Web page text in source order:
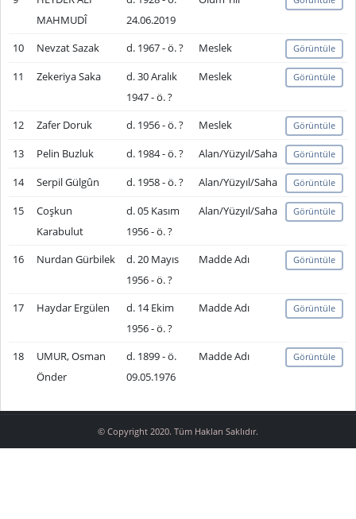
MAHMUDÎ
24.06.2019
10 Nevzat Sazak d. 1967 - ö. ? Meslek Görüntüle
11 Zekeriya Saka
d. 30 Aralık
1947 - ö. ?
Meslek Görüntüle
12 Zafer Doruk d. 1956 - ö. ? Meslek Görüntüle
13 Pelin Buzluk d. 1984 - ö. ? Alan/Yüzyıl/Saha Görüntüle
14 Serpil Gülgûn d. 1958 - ö. ? Alan/Yüzyıl/Saha Görüntüle
15
Coşkun
Karabulut
d. 05 Kasım
1956 - ö. ?
Alan/Yüzyıl/Saha Görüntüle
16 Nurdan Gürbilek
d. 20 Mayıs
1956 - ö. ?
Madde Adı Görüntüle
17 Haydar Ergülen
d. 14 Ekim
1956 - ö. ?
Madde Adı Görüntüle
18
UMUR, Osman
Önder
d. 1899 - ö.
09.05.1976
Madde Adı Görüntüle
© Copyright 2020. Tüm Hakları Saklıdır.